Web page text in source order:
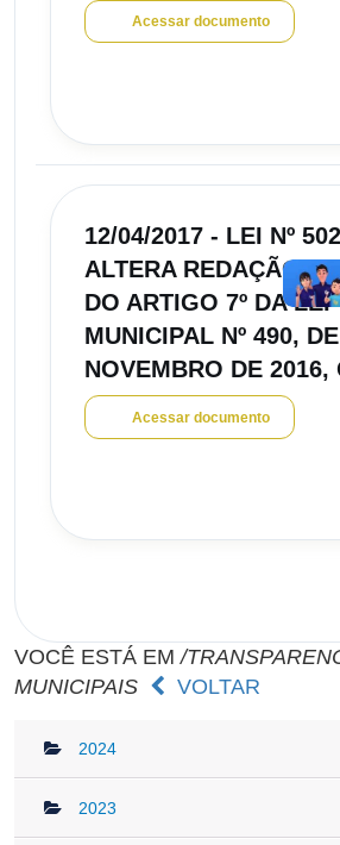
Acessar documento
12/04/2017 - LEI Nº
ALTERA REDAÇÃO
DO ARTIGO 7º DA LEI
MUNICIPAL Nº 490,
NOVEMBRO DE 2016,
Acessar documento